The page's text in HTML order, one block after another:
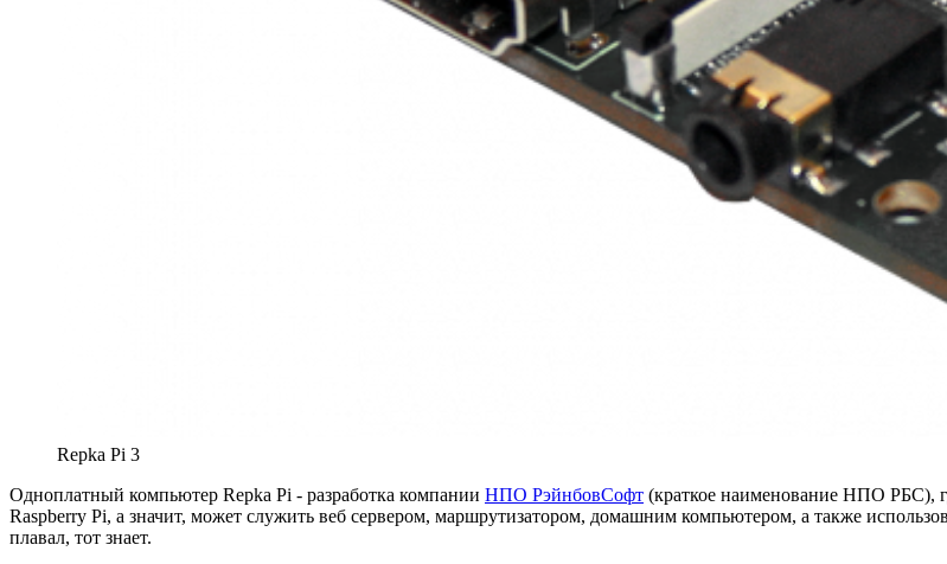
Repka Pi 3
Одноплатный компьютер Repka Pi - разработка компании НПО РэйнбовСофт (краткое наименование НПО РБС),
Raspberry Pi, а значит, может служить веб сервером, маршрутизатором, домашним компьютером, а также
плавал, тот знает.